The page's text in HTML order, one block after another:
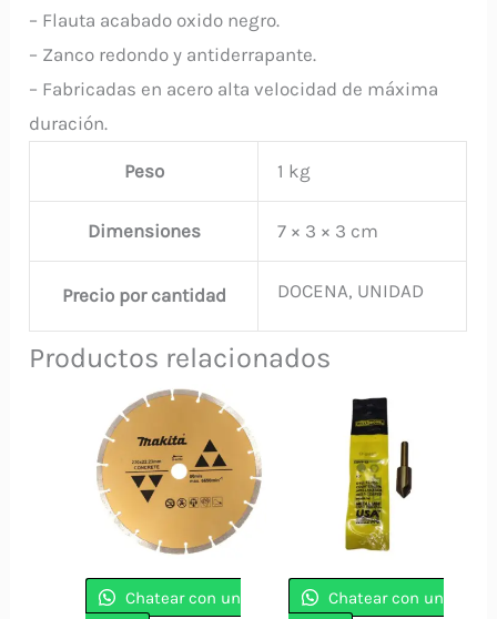
– Flauta acabado oxido negro.
– Zanco redondo y antiderrapante.
– Fabricadas en acero alta velocidad de máxima
duración.
Peso 1 kg
Dimensiones 7 × 3 × 3 cm
Precio por cantidad DOCENA, UNIDAD
Productos relacionados
Chatear con un Chatear con un